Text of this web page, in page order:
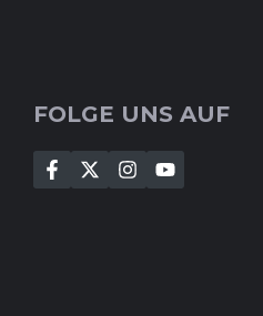
FOLGE UNS AUF